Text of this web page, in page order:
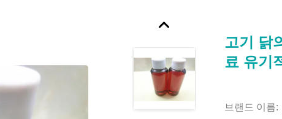
고기 닭
료 유기
브랜드 이름: